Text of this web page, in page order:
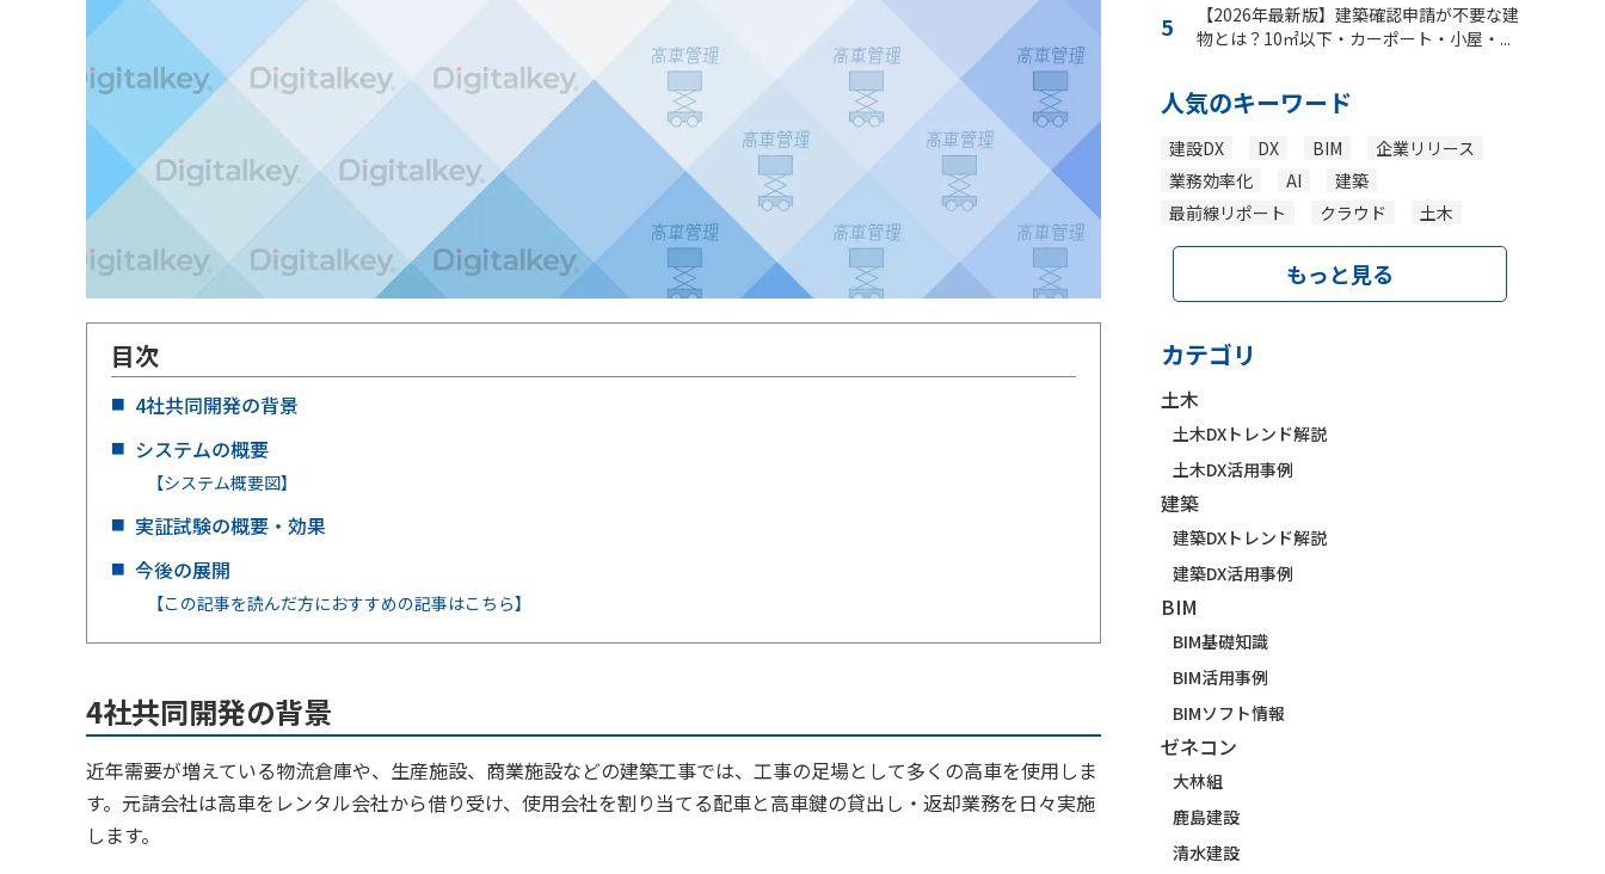
目次
4社共同開発の背景
システムの概要
【システム概要図】
実証試験の概要・効果
今後の展開
【この記事を読んだ方におすすめの記事はこちら】
4社共同開発の背景
近年需要が増えている物流倉庫や、生産施設、商業施設などの建築工事では、工事の足場として多くの高車を使用しま
す。元請会社は高車をレンタル会社から借り受け、使用会社を割り当てる配車と高車鍵の貸出し・返却業務を日々実施
します。
【2026年最新版】建築確認申請が不要な建
物とは？10㎡以下・カーポート・小屋・...
人気のキーワード
建設DX DX BIM
企業リリース
業務効率化
AI
建築
最前線リポート
クラウド 土木
もっと見る
カテゴリ
土木
土木DXトレンド解説
土木DX活用事例
建築
建築DXトレンド解説
建築DX活用事例
BIM
BIM基礎知識
BIM活用事例
BIMソフト情報
ゼネコン
大林組
鹿島建設
清水建設